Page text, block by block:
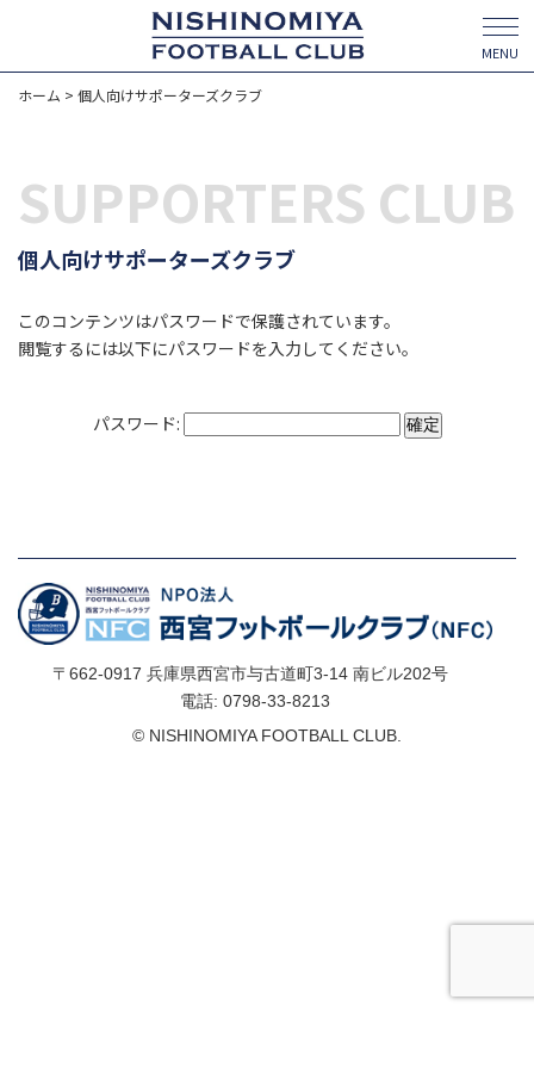
MENU
ホーム > 個人向けサポーターズクラブ
SUPPORTERS CLUB
個人向けサポーターズクラブ
このコンテンツはパスワードで保護されています。
閲覧するには以下にパスワードを入力してください。
パスワード:
〒662-0917 兵庫県西宮市与古道町3-14 南ビル202号
電話: 0798-33-8213
© NISHINOMIYA FOOTBALL CLUB.